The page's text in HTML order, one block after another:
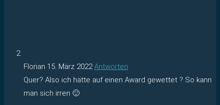
Florian 15. März 2022 Antworten
Quer? Also ich hätte auf einen Award gewettet ? So kann
man sich irren 🙂